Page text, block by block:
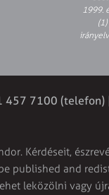
1999.
457 7100
Kérdéseit,
published and
leközölni vagy